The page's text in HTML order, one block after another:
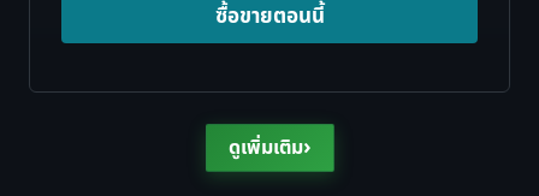
ซื้อขายตอนนี้
ดูเพิ่มเติม›